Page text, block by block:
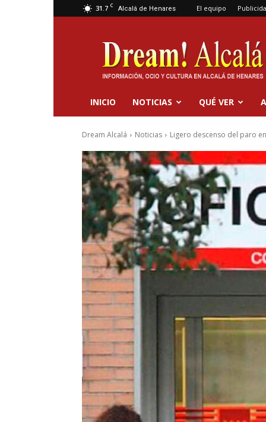
31.7 C Alcalá de Henares El equipo
Dream
Alcalá
INICIO NOTICIAS QUÉ VER
Dream Alcalá Noticias Ligero descenso del paro